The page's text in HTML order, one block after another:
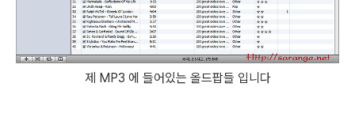
제 MP3 에 들어있는 올드팝들 입니다